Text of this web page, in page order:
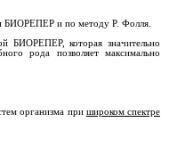
БИОРЕПЕР и по методу Р. Фолля.
БИОРЕПЕР, которая значительно
рода позволяет максимально
организма при широком спектре